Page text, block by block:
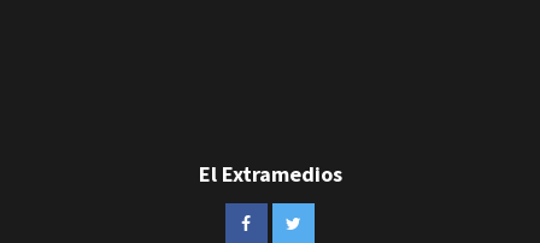
El Extramedios